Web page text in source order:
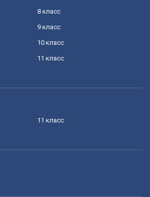
8 класс
9 класс
10 класс
11 класс
11 класс